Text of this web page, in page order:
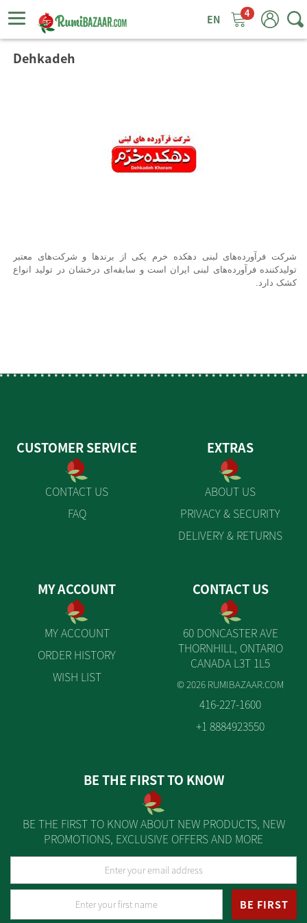
4
Dehkadeh
شرکت فرآورده‌های لبنی دهکده خرم یکی از برندها و شرکت‌های معتبر
تولیدکننده فرآورده‌های لبنی ایران است و سابقه‌ای درخشان در تولید انواع
کشک دارد.
CUSTOMER SERVICE
CONTACT US
FAQ
EXTRAS
ABOUT US
PRIVACY & SECURITY
DELIVERY & RETURNS
MY ACCOUNT
MY ACCOUNT
ORDER HISTORY
WISH LIST
CONTACT US
60 DONCASTER AVE
THORNHILL, ONTARIO
CANADA L3T 1L5
© 2026 RUMIBAZAAR.COM
416-227-1600
+1 8884923550
BE THE FIRST TO KNOW
BE THE FIRST TO KNOW ABOUT NEW PRODUCTS, NEW
PROMOTIONS, EXCLUSIVE OFFERS AND MORE
BE FIRST